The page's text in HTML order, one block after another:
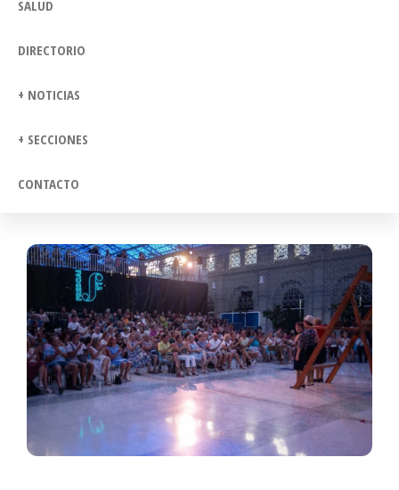
SALUD
DIRECTORIO
+ NOTICIAS
+ SECCIONES
CONTACTO